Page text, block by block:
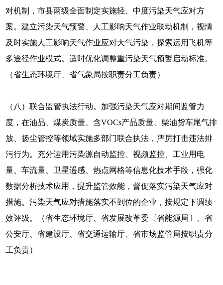
对机制，市县两级全面制定实施轻、中度污染天气应对方
案。建立污染天气预警、人工影响天气作业联动机制，视情
及时实施人工影响天气作业应对大气污染，探索运用飞机等
多途径作业模式。适时优化调整重污染天气预警启动标准。
（省生态环境厅、省气象局按职责分工负责）
（八）联合监管执法行动。加强污染天气应对期间监管力
度，在油品、煤炭质量、含VOCs产品质量、柴油货车尾气排
放、扬尘管控等领域实施多部门联合执法，严厉打击违法排
污行为。充分运用污染源自动监控、视频监控、工业用电
量、车流量、卫星遥感、热点网格等信息化技术手段，强化
数据分析技术应用，提升监管效能，督促落实污染天气应对
措施。污染天气应对措施落实不到位的企业，按规定下调绩
效评级。（省生态环境厅、省发展改革委〔省能源局〕、省
公安厅、省建设厅、省交通运输厅、省市场监管局按职责分
工负责）